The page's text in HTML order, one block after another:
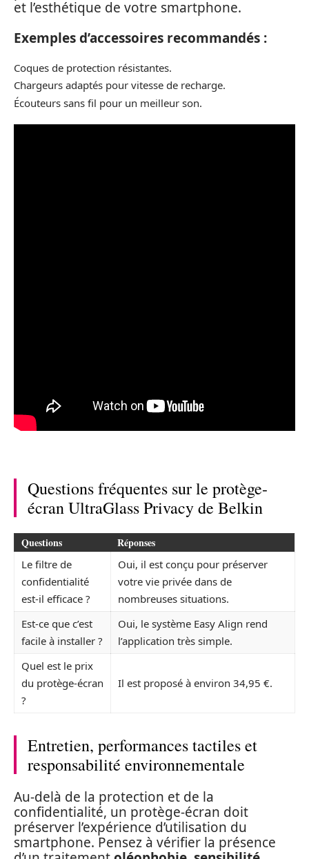
et l’esthétique de votre smartphone.
Exemples d’accessoires recommandés :
Coques de protection résistantes.
Chargeurs adaptés pour vitesse de recharge.
Écouteurs sans fil pour un meilleur son.
Questions fréquentes sur le protège-
écran UltraGlass Privacy de Belkin
Questions Réponses
Le filtre de
confidentialité
est-il efficace ?
Oui, il est conçu pour préserver
votre vie privée dans de
nombreuses situations.
Est-ce que c’est
facile à installer ?
Oui, le système Easy Align rend
l’application très simple.
Quel est le prix
du protège-écran
?
Il est proposé à environ 34,95 €.
Entretien, performances tactiles et
responsabilité environnementale
Au-delà de la protection et de la
confidentialité, un protège-écran doit
préserver l’expérience d’utilisation du
smartphone. Pensez à vérifier la présence